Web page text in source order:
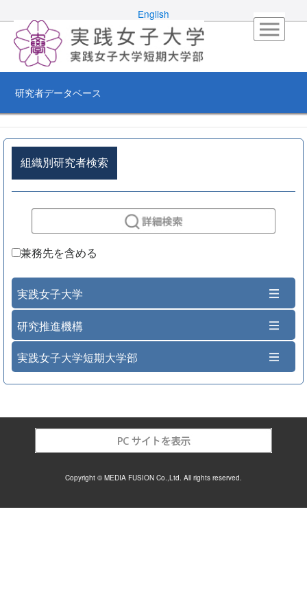
English
研究者データベース
組織別研究者検索
兼務先を含める
実践女子大学
研究推進機構
実践女子大学短期大学部
Copyright © MEDIA FUSION Co.,Ltd. All rights reserved.